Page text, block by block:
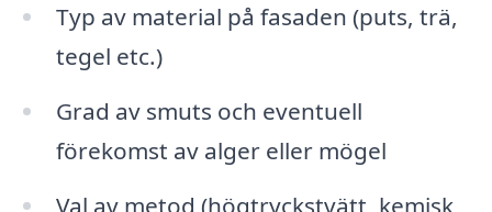
Typ av material på fasaden (puts, trä,
tegel etc.)
Grad av smuts och eventuell
förekomst av alger eller mögel
Val av metod (högtryckstvätt, kemisk